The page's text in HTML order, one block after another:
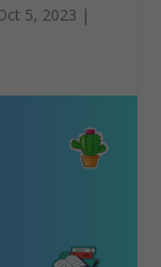
5, 2023 |